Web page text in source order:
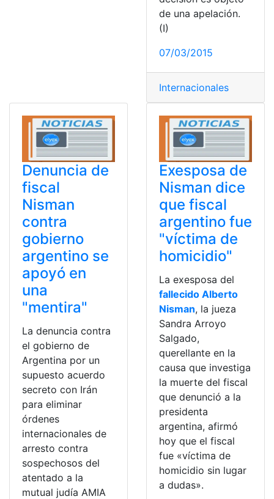
de una apelación.
(I)
07/03/2015
Internacionales
Denuncia de
fiscal
Nisman
contra
gobierno
argentino se
apoyó en
una
"mentira"
La denuncia contra
el gobierno de
Argentina por un
supuesto acuerdo
secreto con Irán
para eliminar
órdenes
internacionales de
arresto contra
sospechosos del
atentado a la
mutual judía AMIA
Exesposa de
Nisman dice
que fiscal
argentino fue
"víctima de
homicidio"
La exesposa del
fallecido Alberto
Nisman, la jueza
Sandra Arroyo
Salgado,
querellante en la
causa que investiga
la muerte del fiscal
que denunció a la
presidenta
argentina, afirmó
hoy que el fiscal
fue «víctima de
homicidio sin lugar
a dudas».